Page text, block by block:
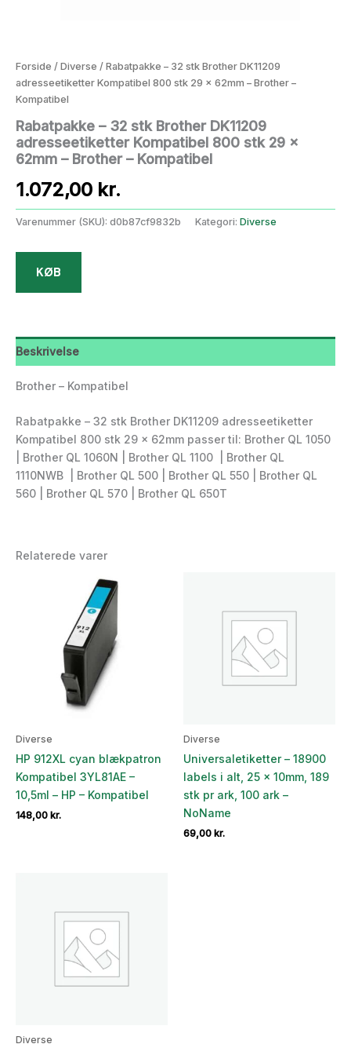
Forside / Diverse / Rabatpakke – 32 stk Brother DK11209
adresseetiketter Kompatibel 800 stk 29 x 62mm – Brother –
Kompatibel
Rabatpakke – 32 stk Brother DK11209
adresseetiketter Kompatibel 800 stk 29 x
62mm – Brother – Kompatibel
1.072,00 kr.
Varenummer (SKU): d0b87cf9832b Kategori: Diverse
KØB
Beskrivelse
Brother – Kompatibel
Rabatpakke – 32 stk Brother DK11209 adresseetiketter
Kompatibel 800 stk 29 x 62mm passer til: Brother QL 1050
| Brother QL 1060N | Brother QL 1100 | Brother QL
1110NWB | Brother QL 500 | Brother QL 550 | Brother QL
560 | Brother QL 570 | Brother QL 650T
Relaterede varer
Diverse
HP 912XL cyan blækpatron
Kompatibel 3YL81AE –
10,5ml – HP – Kompatibel
148,00 kr.
Diverse
Universaletiketter – 18900
labels i alt, 25 x 10mm, 189
stk pr ark, 100 ark –
NoName
69,00 kr.
Diverse